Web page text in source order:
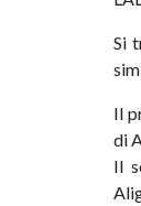
Si
Il
di
Il